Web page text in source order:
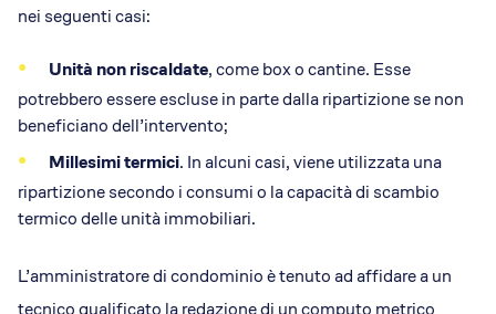
nei seguenti casi:
Unità non riscaldate, come box o cantine. Esse
potrebbero essere escluse in parte dalla ripartizione se non
beneficiano dell’intervento;
Millesimi termici. In alcuni casi, viene utilizzata una
ripartizione secondo i consumi o la capacità di scambio
termico delle unità immobiliari.
L’amministratore di condominio è tenuto ad affidare a un
tecnico qualificato la redazione di un computo metrico